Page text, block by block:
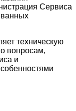
Сервиса
техническую
вопросам,
и